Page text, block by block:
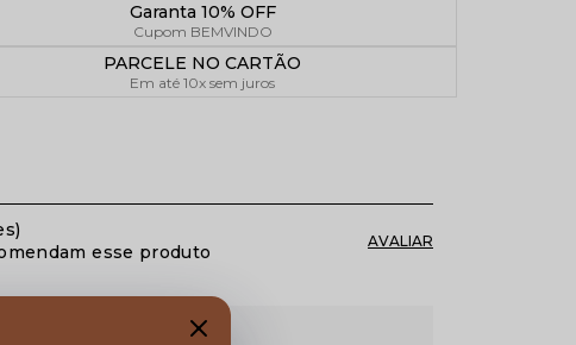
Garanta 10% OFF
Cupom BEMVINDO
PARCELE NO CARTÃO
Em até 10x sem juros
esse produto